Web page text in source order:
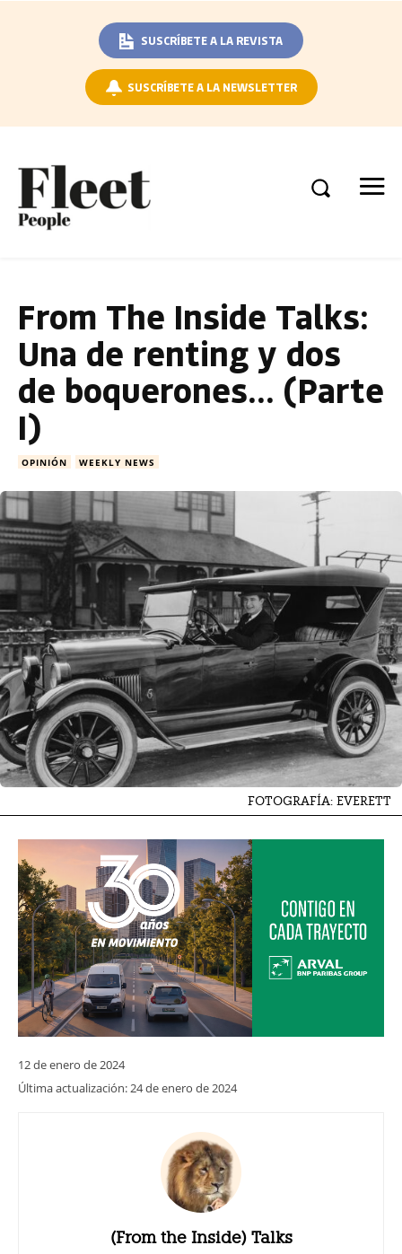
SUSCRÍBETE A LA REVISTA
SUSCRÍBETE A LA NEWSLETTER
From The Inside Talks:
Una de renting y dos
de boquerones… (Parte
I)
OPINIÓN WEEKLY NEWS
FOTOGRAFÍA: EVERETT
12 de enero de 2024
Última actualización:24 de enero de 2024
(From the Inside) Talks